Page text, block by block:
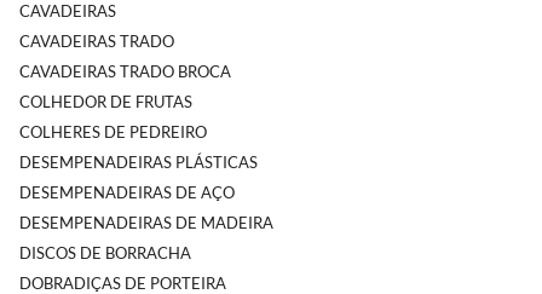
CAVADEIRAS
CAVADEIRAS TRADO
CAVADEIRAS TRADO BROCA
COLHEDOR DE FRUTAS
COLHERES DE PEDREIRO
DESEMPENADEIRAS PLÁSTICAS
DESEMPENADEIRAS DE AÇO
DESEMPENADEIRAS DE MADEIRA
DISCOS DE BORRACHA
DOBRADIÇAS DE PORTEIRA